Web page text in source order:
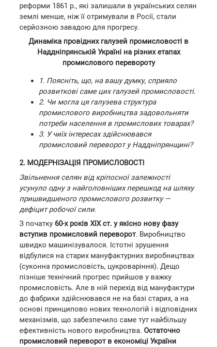
реформи 1861 р., які залишали в українських селян
землі менше, ніж її отримували в Росії, стали
серйозною завадою для прогресу.
Динаміка провідних галузей промисловості в
Наддніпрянській Україні на різних етапах
промислового перевороту
1. Поясніть, що, на вашу думку, сприяло
розвиткові саме цих галузей промисловості.
2. Чи могла ця галузева структура
промислового виробництва задовольняти
потреби населення в промислових товарах?
3. У чиїх інтересах здійснювався
промисловий переворот у Наддніпрянщині?
2. МОДЕРНІЗАЦІЯ ПРОМИСЛОВОСТІ
Звільнення селян від кріпосної залежності
усунуло одну з найголовніших перешкод на шляху
пришвидшеного промислового розвитку —
дефіцит робочої сили.
З початку 60-х років XIX ст. у якісно нову фазу
вступив промисловий переворот. Виробництво
швидко машинізувалося. Істотні зрушення
відбулися на старих мануфактурних виробництвах
(суконна промисловість, цукроваріння). Дещо
пізніше технічний прогрес прийшов у важку
промисловість. Але в ній перехід від мануфактури
до фабрики здійснювався не на базі старих, а на
основі принципово нових технологій і відповідних
механізмів, що забезпечило саме тут найбільшу
ефективність нового виробництва. Остаточно
промисловий переворот в економіці України